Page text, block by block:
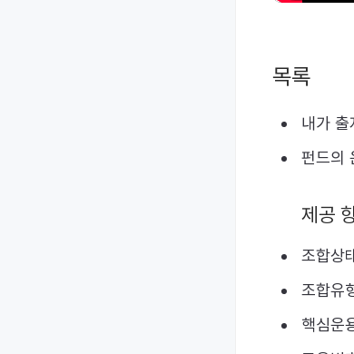
목록
내가
펀드의
제공
조합상
조합유
핵심운